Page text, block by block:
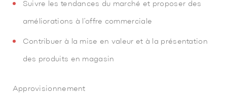
Suivre les tendances du marché et proposer des
améliorations à l’offre commerciale
Contribuer à la mise en valeur et à la présentation
des produits en magasin
Approvisionnement